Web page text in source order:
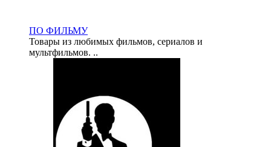
ПО ФИЛЬМУ
Товары из любимых фильмов, сериалов и
мультфильмов. ..